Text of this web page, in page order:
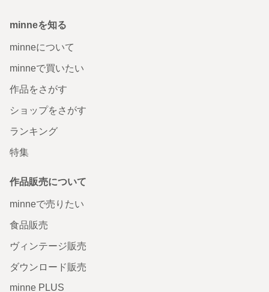
minneを知る
minneについて
minneで買いたい
作品をさがす
ショップをさがす
ランキング
特集
作品販売について
minneで売りたい
食品販売
ヴィンテージ販売
ダウンロード販売
minne PLUS